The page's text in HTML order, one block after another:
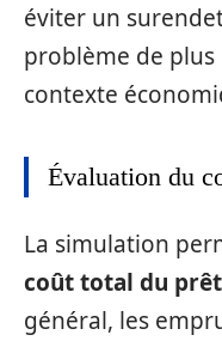
éviter un
problème de
contexte
Évaluation du
La simulation
coût total du prêt
général, les